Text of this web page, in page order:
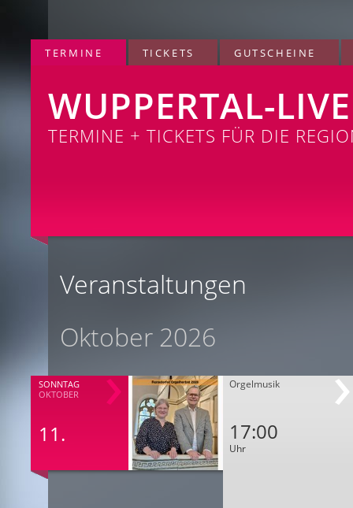
TERMINE TICKETS GUTSCHEINE
WUPPERTAL-LIVE
TERMINE + TICKETS FÜR DIE
Veranstaltungen
Oktober 2026
SONNTAG
OKTOBER
11.
Orgelmusik
17:00
Uhr